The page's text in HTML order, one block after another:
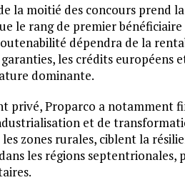
la moitié des concours prend
le rang de premier bénéficiaire
dépendra de la
garanties, les crédits
dominante.
privé, Proparco a notamment
et de
les zones rurales, ciblent la
les régions septentrionales,